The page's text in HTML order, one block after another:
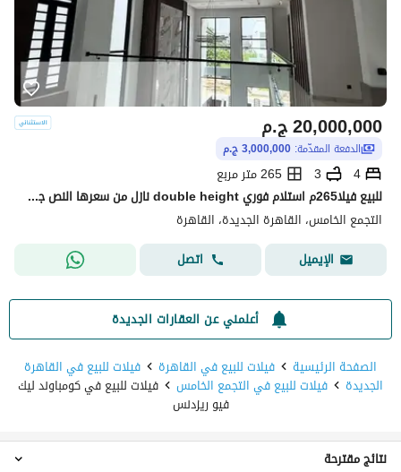
ج.م20,000,000
الدفعة المقدّمة: 3,000,000 ج.م
4
3
265 متر مربع
للبيع فيلا265م استلام فوري double height نازل من سعرها النص جنب AUC التجمع الخامس
التجمع الخامس، القاهرة الجديدة، القاهرة
الإيميل
اتصل
أعلمني عن العقارات الجديدة
الصفحة الرئيسية
فيلات للبيع في القاهرة فيلات للبيع في القاهرة
الجديدة فيلات للبيع في التجمع الخامس فيلات للبيع في كومباوند ليك
فيو ريزدنس
نتائج مقترحة